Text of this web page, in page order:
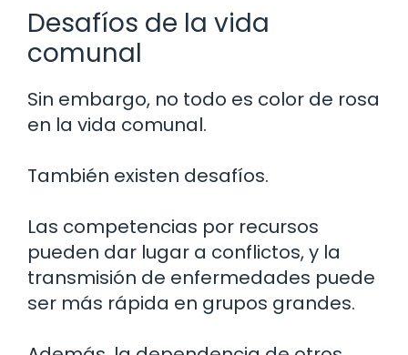
Desafíos de la vida
comunal
Sin embargo, no todo es color de rosa
en la vida comunal.
También existen desafíos.
Las competencias por recursos
pueden dar lugar a conflictos, y la
transmisión de enfermedades puede
ser más rápida en grupos grandes.